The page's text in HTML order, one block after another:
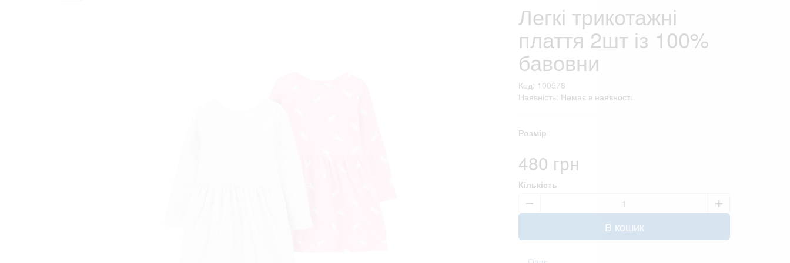
Легкі трикотажні
плаття 2шт із 100%
бавовни
Код: 100578
Наявність: Немає в наявності
Розмір
480 грн
Кількість
В кошик